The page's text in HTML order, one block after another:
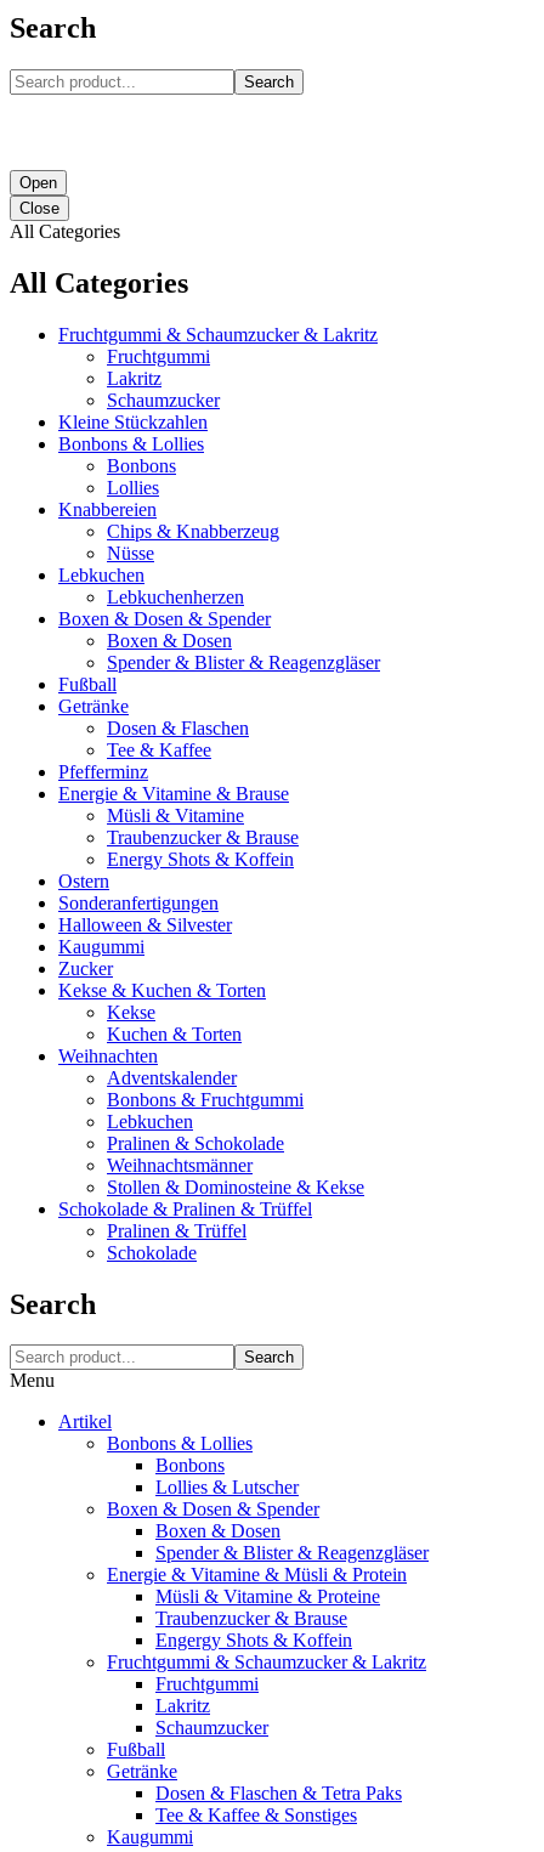
Search
Search
Open
Close
All Categories
All Categories
Fruchtgummi & Schaumzucker & Lakritz
Fruchtgummi
Lakritz
Schaumzucker
Kleine Stückzahlen
Bonbons & Lollies
Bonbons
Lollies
Knabbereien
Chips & Knabberzeug
Nüsse
Lebkuchen
Lebkuchenherzen
Boxen & Dosen & Spender
Boxen & Dosen
Spender & Blister & Reagenzgläser
Fußball
Getränke
Dosen & Flaschen
Tee & Kaffee
Pfefferminz
Energie & Vitamine & Brause
Müsli & Vitamine
Traubenzucker & Brause
Energy Shots & Koffein
Ostern
Sonderanfertigungen
Halloween & Silvester
Kaugummi
Zucker
Kekse & Kuchen & Torten
Kekse
Kuchen & Torten
Weihnachten
Adventskalender
Bonbons & Fruchtgummi
Lebkuchen
Pralinen & Schokolade
Weihnachtsmänner
Stollen & Dominosteine & Kekse
Schokolade & Pralinen & Trüffel
Pralinen & Trüffel
Schokolade
Search
Search
Menu
Artikel
Bonbons & Lollies
Bonbons
Lollies & Lutscher
Boxen & Dosen & Spender
Boxen & Dosen
Spender & Blister & Reagenzgläser
Energie & Vitamine & Müsli & Protein
Müsli & Vitamine & Proteine
Traubenzucker & Brause
Engergy Shots & Koffein
Fruchtgummi & Schaumzucker & Lakritz
Fruchtgummi
Lakritz
Schaumzucker
Fußball
Getränke
Dosen & Flaschen & Tetra Paks
Tee & Kaffee & Sonstiges
Kaugummi